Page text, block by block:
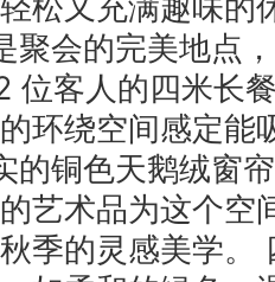
聚会的完美地点
位客人的四米长
环绕空间感定能
的铜色天鹅绒窗
艺术品为这个空
季的灵感美学。